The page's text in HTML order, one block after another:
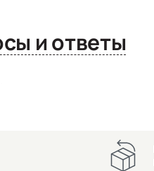
Вопросы и ответы